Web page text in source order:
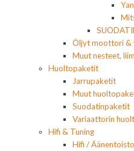
Öljyt moottori &
Muut nesteet,
Huoltopaketit
Jarrupaketit
Muut
Suodatinpaketit
Variaattorin
Hifi & Tuning
Hifi / Äänentoisto